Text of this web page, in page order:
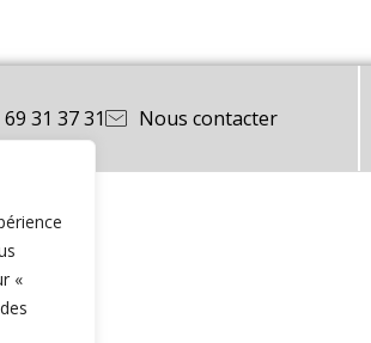
«
69 31 37 31 Nous contacter